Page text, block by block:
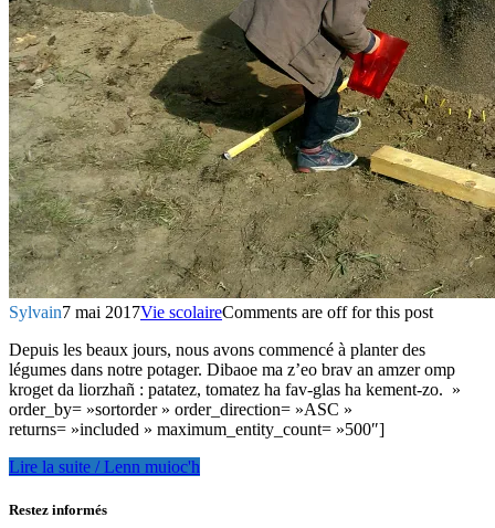
Sylvain7 mai 2017Vie scolaireComments are off for this post
Depuis les beaux jours, nous avons commencé à planter des
légumes dans notre potager. Dibaoe ma z’eo brav an amzer omp
kroget da liorzhañ : patatez, tomatez ha fav-glas ha kement-zo. »
order_by= »sortorder » order_direction= »ASC »
returns= »included » maximum_entity_count= »500″]
Lire la suite / Lenn muioc'h
Restez informés